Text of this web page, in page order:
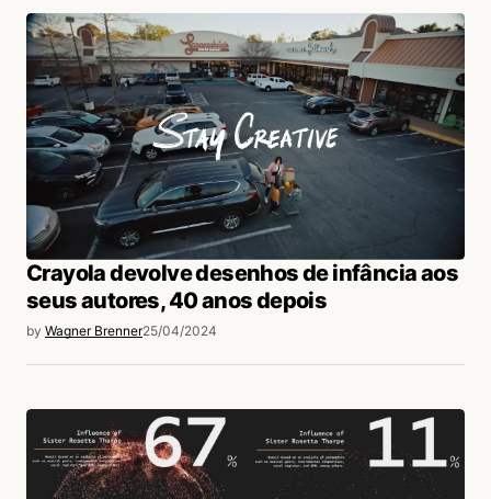
Crayola devolve desenhos de infância aos
seus autores, 40 anos depois
by Wagner Brenner25/04/2024